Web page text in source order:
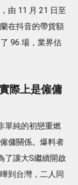
由 11 月 21 日至
在抖音的帶貨額
96 場，業界估
際上是僱傭
單純的初戀重燃
傭關係。爆料者
了讓大S繼續開啟
到台灣，二人同